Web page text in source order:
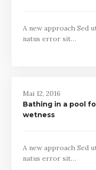
A new approach Sed
natus error sit…
Mai 12, 2016
Bathing in a pool
wetness
A new approach Sed
natus error sit…